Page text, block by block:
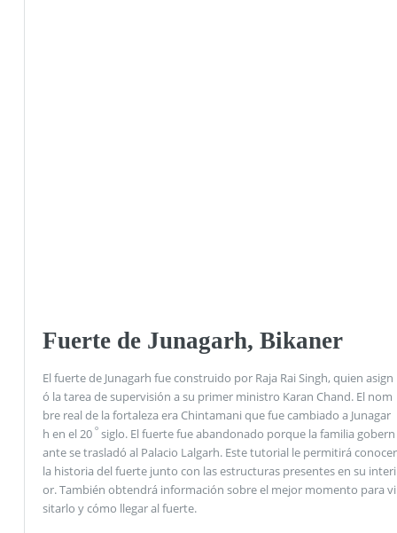
Fuerte de Junagarh, Bikaner
El fuerte de Junagarh fue construido por Raja Rai Singh, quien asign
ó la tarea de supervisión a su primer ministro Karan Chand. El nom
bre real de la fortaleza era Chintamani que fue cambiado a Junagar
h en el 20 ºsiglo. El fuerte fue abandonado porque la familia gobern
ante se trasladó al Palacio Lalgarh. Este tutorial le permitirá conocer
la historia del fuerte junto con las estructuras presentes en su interi
or. También obtendrá información sobre el mejor momento para vi
sitarlo y cómo llegar al fuerte.